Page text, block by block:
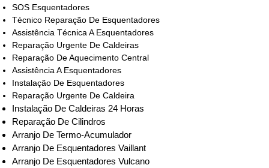
SOS Esquentadores
Técnico Reparação De Esquentadores
Assistência Técnica A Esquentadores
Reparação Urgente De Caldeiras
Reparação De Aquecimento Central
Assistência A Esquentadores
Instalação De Esquentadores
Reparação Urgente De Caldeira
Instalação De Caldeiras 24 Horas
Reparação De Cilindros
Arranjo De Termo-Acumulador
Arranjo De Esquentadores Vaillant
Arranjo De Esquentadores Vulcano